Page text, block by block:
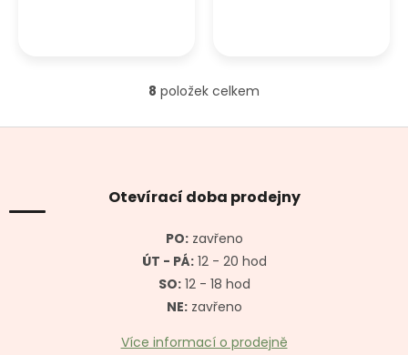
O
l
c
p
r
v
k
y
ý
8 položek celkem
Z
Otevírací doba prodejny
PO:zavřeno
ÚT - PÁ:12 - 20 hod
SO:12 - 18 hod
NE:zavřeno
Více informací o prodejně